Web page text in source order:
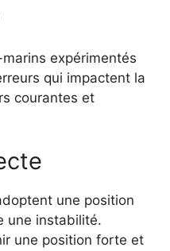
expérimentés
qui impactent la
courantes et
une position
une instabilité.
une position forte et